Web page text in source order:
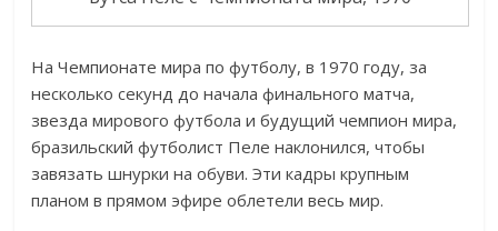
На Чемпионате мира по футболу, в 1970 году, за
несколько секунд до начала финального матча,
звезда мирового футбола и будущий чемпион мира,
бразильский футболист Пеле наклонился, чтобы
завязать шнурки на обуви. Эти кадры крупным
планом в прямом эфире облетели весь мир.